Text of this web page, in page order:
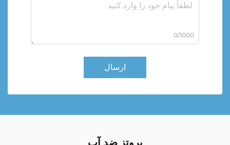
0/1000
ارسال
پروتز ضد آب